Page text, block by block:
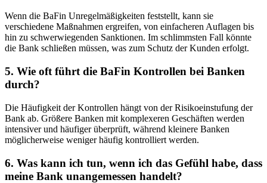
Wenn die BaFin Unregelmäßigkeiten feststellt, kann sie
⁢verschiedene Maßnahmen ergreifen, von einfacheren Auflagen bis
hin zu ⁣schwerwiegenden Sanktionen. Im schlimmsten Fall⁤ könnte‌
die Bank schließen müssen, was zum Schutz der Kunden erfolgt.
5. Wie ⁢oft führt die BaFin Kontrollen bei Banken
durch?
Die Häufigkeit der Kontrollen ‍hängt von der Risikoeinstufung der
Bank ab. Größere ​Banken mit komplexeren Geschäften werden
intensiver und häufiger überprüft, während kleinere Banken
möglicherweise​ weniger ​häufig kontrolliert werden.
6. Was kann ich⁣ tun, wenn ich das Gefühl habe, dass
meine Bank unangemessen handelt?